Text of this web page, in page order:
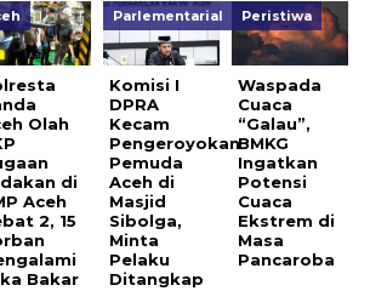
Olah
di
Aceh
2, 15
Bakar
Parlementarial
Komisi I
DPRA
Kecam
Pengeroyokan
Pemuda
Aceh di
Masjid
Sibolga,
Minta
Pelaku
Ditangkap
Peristiwa
Waspada
Cuaca
“Galau”,
BMKG
Ingatkan
Potensi
Cuaca
Ekstrem di
Masa
Pancaroba